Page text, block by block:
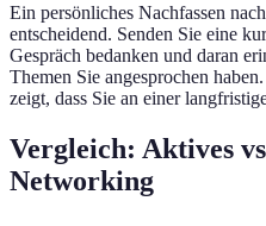
Ein persönliches Nachfassen
entscheidend. Senden Sie eine
Gespräch bedanken und daran
Themen Sie angesprochen
zeigt, dass Sie an einer
Vergleich: Aktives
Networking